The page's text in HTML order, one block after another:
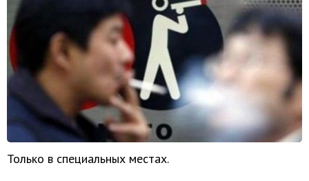
Только в специальных местах.